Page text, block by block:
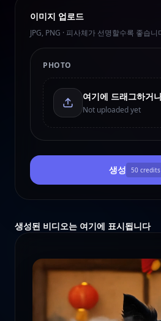
이미지 업로드
JPG, PNG · 피사체가 선명할수록 좋습니
PHOTO
Not uploaded yet
생성 50 credits
생성된 비디오는 여기에 표시됩니다